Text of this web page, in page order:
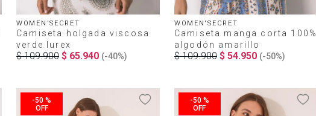
WOMEN'SECRET
Camiseta holgada viscosa
verde lurex
$ 109.900 $ 65.940 (-40%)
WOMEN'SECRET
Camiseta manga corta 100%
algodón amarillo
$ 109.900 $ 54.950 (-50%)
-50 % -50 %